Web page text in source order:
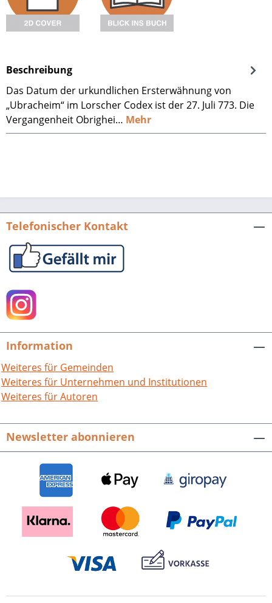
Beschreibung
Das Datum der urkundlichen Ersterwähnung von
„Ubracheim“ im Lorscher ­Codex ist der 27. Juli 773. Die
Vergangenheit Obrighei… Mehr
Telefonischer Kontakt
Information
Weiteres für Gemeinden
Weiteres für Unternehmen und Institutionen
Weiteres für Autoren
Newsletter abonnieren